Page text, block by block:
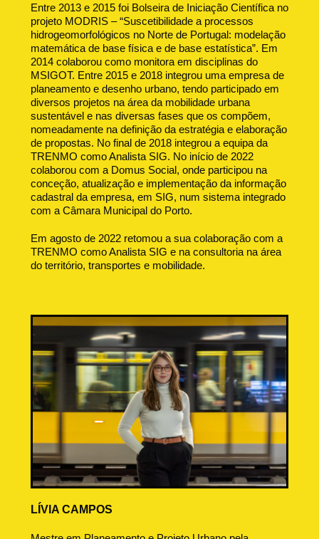
Entre 2013 e 2015 foi Bolseira de Iniciação Científica no
projeto MODRIS – “Suscetibilidade a processos
hidrogeomorfológicos no Norte de Portugal: modelação
matemática de base física e de base estatística”. Em
2014 colaborou como monitora em disciplinas do
MSIGOT. Entre 2015 e 2018 integrou uma empresa de
planeamento e desenho urbano, tendo participado em
diversos projetos na área da mobilidade urbana
sustentável e nas diversas fases que os compõem,
nomeadamente na definição da estratégia e elaboração
de propostas. No final de 2018 integrou a equipa da
TRENMO como Analista SIG. No início de 2022
colaborou com a Domus Social, onde participou na
conceção, atualização e implementação da informação
cadastral da empresa, em SIG, num sistema integrado
com a Câmara Municipal do Porto.
Em agosto de 2022 retomou a sua colaboração com a
TRENMO como Analista SIG e na consultoria na área
do território, transportes e mobilidade.
LÍVIA CAMPOS